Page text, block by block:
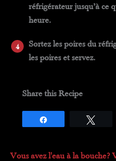
réfrigérateur jusqu’à ce
heure.
Sortez les poires du
les poires et servez.
Share this Recipe
Vous avez l'eau à la bouche?